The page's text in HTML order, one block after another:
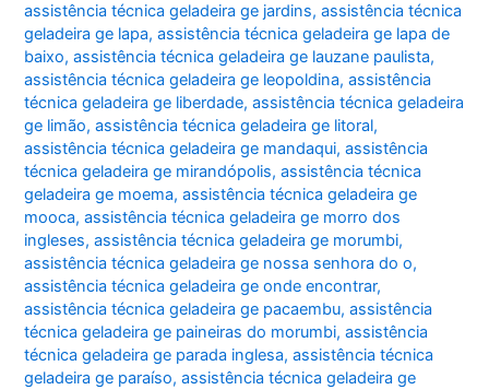
assistência técnica geladeira ge jardins,assistência técnica
geladeira ge lapa,assistência técnica geladeira ge lapa de
baixo,assistência técnica geladeira ge lauzane paulista,
assistência técnica geladeira ge leopoldina,assistência
técnica geladeira ge liberdade,assistência técnica geladeira
ge limão,assistência técnica geladeira ge litoral,
assistência técnica geladeira ge mandaqui,assistência
técnica geladeira ge mirandópolis,assistência técnica
geladeira ge moema,assistência técnica geladeira ge
mooca,assistência técnica geladeira ge morro dos
ingleses,assistência técnica geladeira ge morumbi,
assistência técnica geladeira ge nossa senhora do o,
assistência técnica geladeira ge onde encontrar,
assistência técnica geladeira ge pacaembu,assistência
técnica geladeira ge paineiras do morumbi,assistência
técnica geladeira ge parada inglesa,assistência técnica
geladeira ge paraíso,assistência técnica geladeira ge